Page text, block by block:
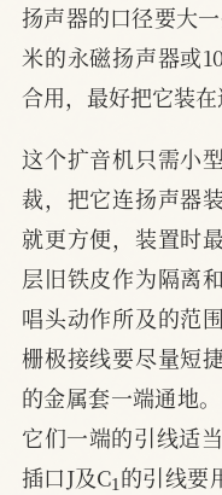
扬声器的口径要大
米的永磁扬声器或
合用，最好把它装在
这个扩音机只需小
裁，把它连扬声器
就更方便，装置时
层旧铁皮作为隔离
唱头动作所及的范
栅极接线要尽量短
的金属套一端通地
它们一端的引线适
插口J及C1的引线要